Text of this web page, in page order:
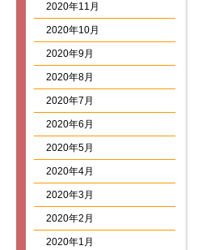
2020年11月
2020年10月
2020年9月
2020年8月
2020年7月
2020年6月
2020年5月
2020年4月
2020年3月
2020年2月
2020年1月